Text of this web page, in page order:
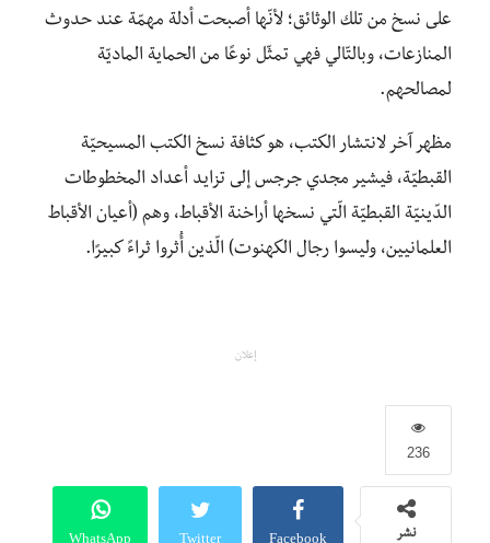
على نسخ من تلك الوثائق؛ لأنّها أصبحت أدلة مهمّة عند حدوث
المنازعات، وبالتّالي فهي تمثّل نوعًا من الحماية الماديّة
لمصالحهم.
مظهر آخر لانتشار الكتب، هو كثافة نسخ الكتب المسيحيّة
القبطيّة، فيشير مجدي جرجس إلى تزايد أعداد المخطوطات
الدّينيّة القبطيّة الّتي نسخها أراخنة الأقباط، وهم (أعيان الأقباط
العلمانيين، وليسوا رجال الكهنوت) الّذين أُثروا ثراءً كبيرًا.
إعلان
236
نشر